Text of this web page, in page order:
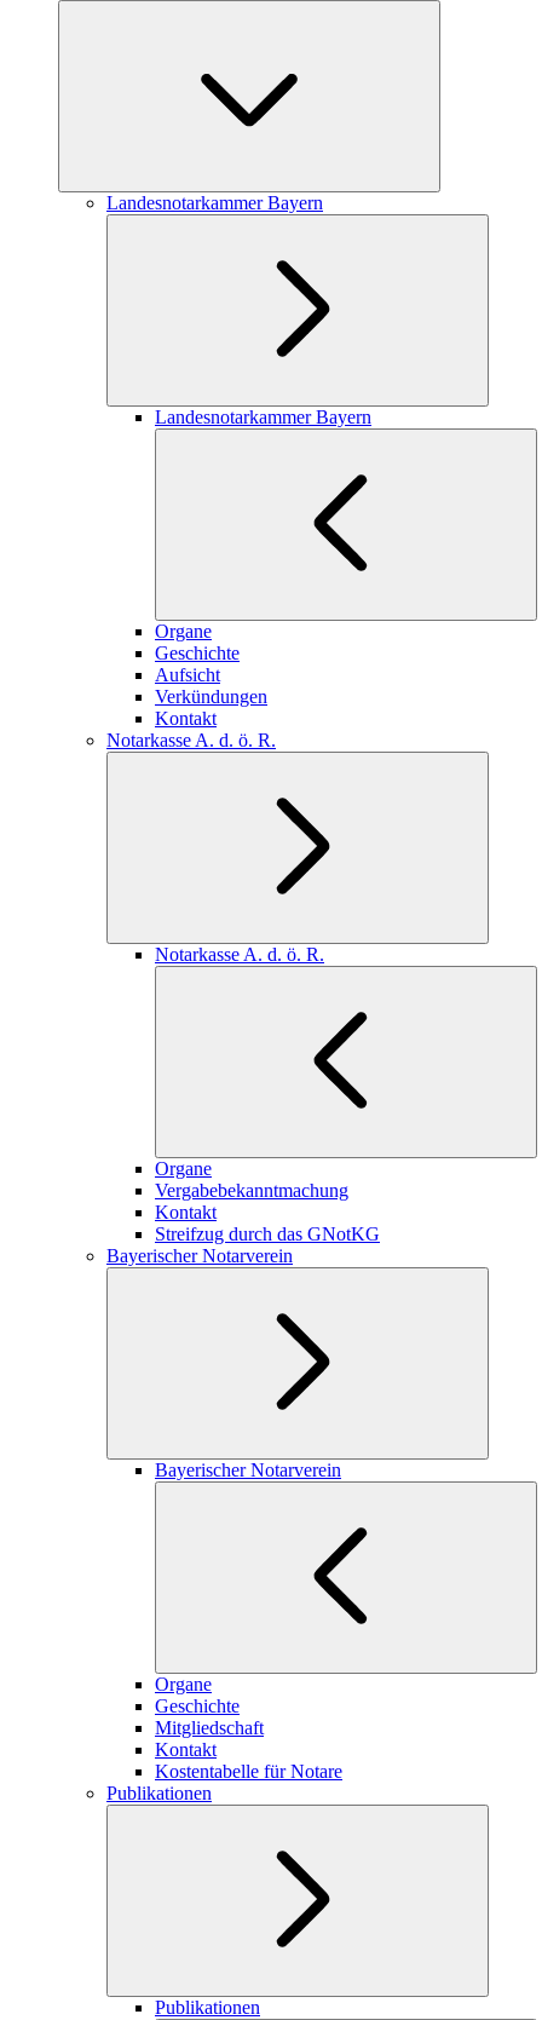
Landesnotarkammer Bayern
Landesnotarkammer Bayern
Organe
Geschichte
Aufsicht
Verkündungen
Kontakt
Notarkasse A. d. ö. R.
Notarkasse A. d. ö. R.
Organe
Vergabebekanntmachung
Kontakt
Streifzug durch das GNotKG
Bayerischer Notarverein
Bayerischer Notarverein
Organe
Geschichte
Mitgliedschaft
Kontakt
Kostentabelle für Notare
Publikationen
Publikationen